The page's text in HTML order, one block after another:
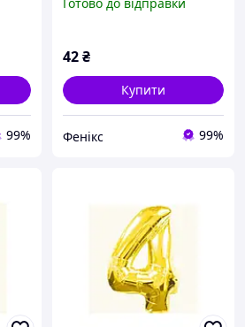
99%
42₴
Купити
Фенікс 99%